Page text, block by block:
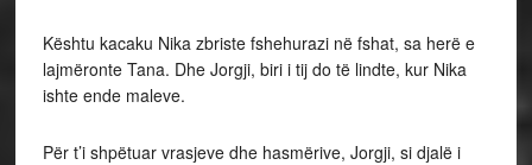
Kështu kacaku Nika zbriste fshehurazi në fshat, sa herë e
lajmëronte Tana. Dhe Jorgji, biri i tij do të lindte, kur Nika
ishte ende maleve.
Për t’i shpëtuar vrasjeve dhe hasmërive, Jorgji, si djalë i